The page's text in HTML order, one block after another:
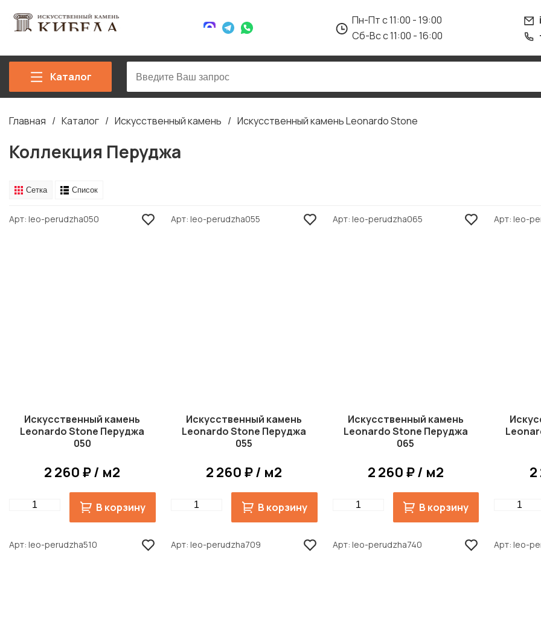
Пн-Пт с 11:00 - 19:00
Сб-Вс с 11:00 - 16:00
Каталог
Строка
навигации
Главная Каталог Искусственный камень Искусственный камень Leonardo Stone
Коллекция Перуджа
Сетка Список
Арт leo-perudzha050
Искусственный камень
Leonardo Stone Перуджа
050
2 260 ₽ / м2
Quantity В корзину
Арт leo-perudzha055
Искусственный камень
Leonardo Stone Перуджа
055
2 260 ₽ / м2
Quantity В корзину
Арт leo-perudzha065
Искусственный камень
Leonardo Stone Перуджа
065
2 260 ₽ / м2
Quantity В корзину
Арт leo-
Quantity
Арт leo-perudzha510 Арт leo-perudzha709 Арт leo-perudzha740 Арт leo-